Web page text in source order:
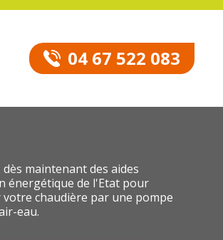
04 67 522 083
dès maintenant des aides
énergétique de l'Etat pour
votre chaudière par une pompe
eau.